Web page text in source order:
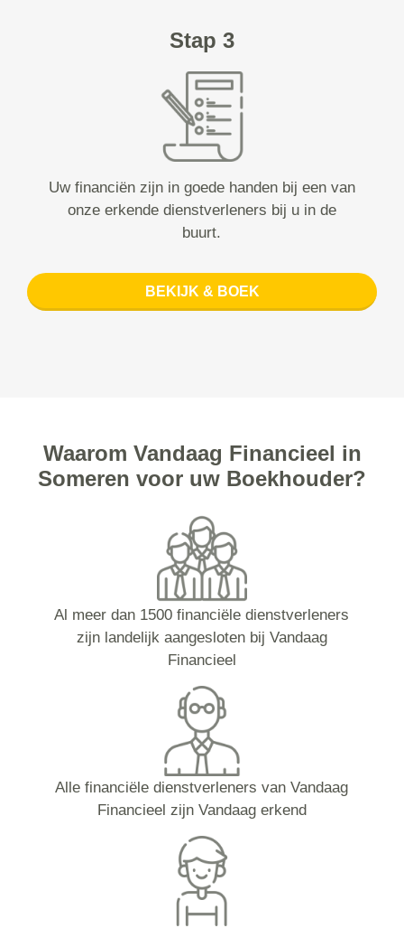
Stap 3
Uw financiën zijn in goede handen bij een van
onze erkende dienstverleners bij u in de
buurt.
BEKIJK & BOEK
Waarom Vandaag Financieel in
Someren voor uw Boekhouder?
Al meer dan 1500 financiële dienstverleners
zijn landelijk aangesloten bij Vandaag
Financieel
Alle financiële dienstverleners van Vandaag
Financieel zijn Vandaag erkend